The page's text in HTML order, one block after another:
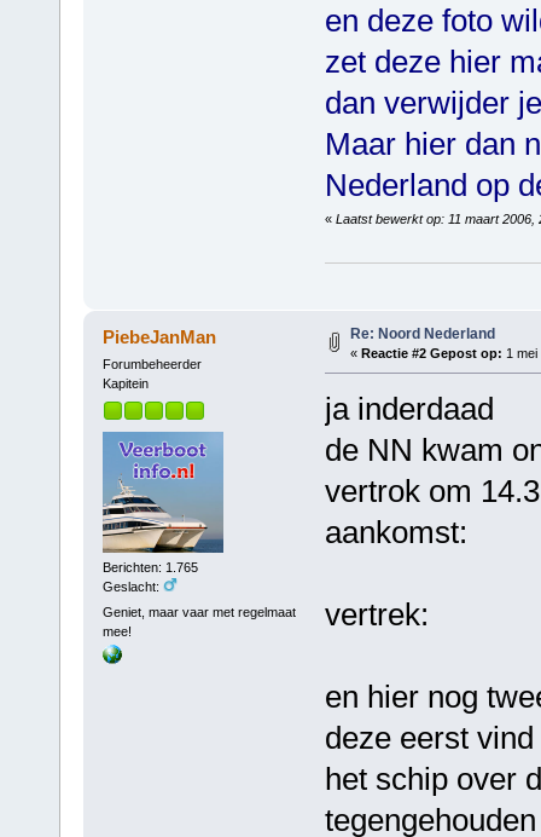
en deze foto
zet deze hier
dan verwijder
Maar hier dan
Nederland op
« Laatst bewerkt op: 11 maart 2006,
PiebeJanMan
Forumbeheerder
Kapitein
Berichten: 1.765
Geslacht:
Geniet, maar vaar met regelmaat
mee!
Re: Noord Nederland
« Reactie #2 Gepost op: 1
ja inderdaad
de NN kwam
vertrok om
aankomst:
vertrek:
en hier nog
deze eerst
het schip over